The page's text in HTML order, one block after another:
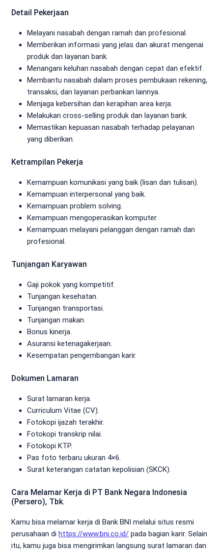
Detail Pekerjaan
Melayani nasabah dengan ramah dan profesional.
Memberikan informasi yang jelas dan akurat mengenai
produk dan layanan bank.
Menangani keluhan nasabah dengan cepat dan efektif.
Membantu nasabah dalam proses pembukaan rekening,
transaksi, dan layanan perbankan lainnya.
Menjaga kebersihan dan kerapihan area kerja.
Melakukan cross-selling produk dan layanan bank.
Memastikan kepuasan nasabah terhadap pelayanan
yang diberikan.
Ketrampilan Pekerja
Kemampuan komunikasi yang baik (lisan dan tulisan).
Kemampuan interpersonal yang baik.
Kemampuan problem solving.
Kemampuan mengoperasikan komputer.
Kemampuan melayani pelanggan dengan ramah dan
profesional.
Tunjangan Karyawan
Gaji pokok yang kompetitif.
Tunjangan kesehatan.
Tunjangan transportasi.
Tunjangan makan.
Bonus kinerja.
Asuransi ketenagakerjaan.
Kesempatan pengembangan karir.
Dokumen Lamaran
Surat lamaran kerja.
Curriculum Vitae (CV).
Fotokopi ijazah terakhir.
Fotokopi transkrip nilai.
Fotokopi KTP.
Pas foto terbaru ukuran 4×6.
Surat keterangan catatan kepolisian (SKCK).
Cara Melamar Kerja di PT Bank Negara Indonesia
(Persero), Tbk.
Kamu bisa melamar kerja di Bank BNI melalui situs resmi
perusahaan di https://www.bni.co.id/ pada bagian karir. Selain
itu, kamu juga bisa mengirimkan langsung surat lamaran dan